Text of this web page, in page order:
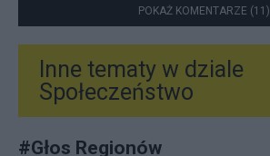
POKAŻ KOMENTARZE (11)
Inne tematy w dziale
Społeczeństwo
#Głos Regionów